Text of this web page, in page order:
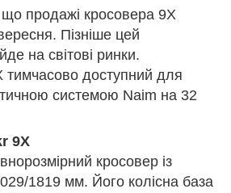
продажі кросовера 9X
Пізніше цей
на світові ринки.
доступний для
системою Naim на 32
9X
кросовер із
1819 мм. Його колісна база